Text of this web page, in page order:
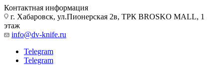
Контактная информация
г. Хабаровск, ул.Пионерская 2в, ТРК BROSKO MALL, 1
этаж
info@dv-knife.ru
Telegram
Telegram